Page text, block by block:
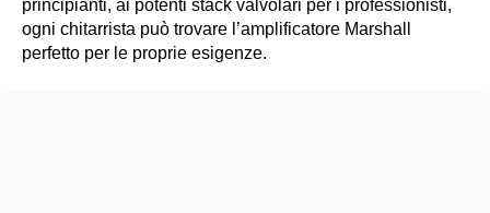
principianti, ai potenti stack valvolari per i professionisti,
ogni chitarrista può trovare l’amplificatore Marshall
perfetto per le proprie esigenze.